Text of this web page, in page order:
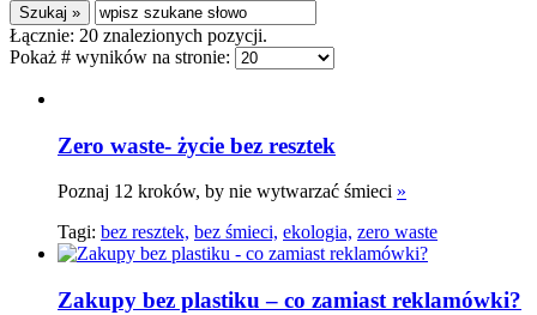
Łącznie: 20 znalezionych pozycji.
Pokaż # wyników na stronie:
Zero waste- życie bez resztek
Poznaj 12 kroków, by nie wytwarzać śmieci »
Tagi: bez resztek, bez śmieci, ekologia, zero waste
Zakupy bez plastiku – co zamiast reklamówki?